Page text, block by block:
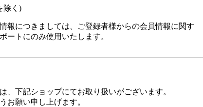
除く)
報につきましては、ご登録者様からの会員情報に関す
ートにのみ使用いたします。
、下記ショップにてお取り扱いがございます。
お願い申し上げます。